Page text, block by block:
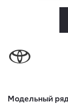
Модельный